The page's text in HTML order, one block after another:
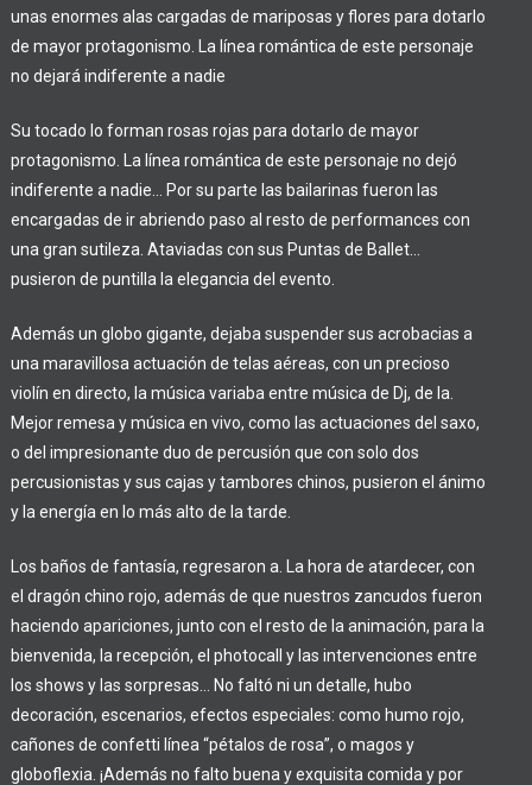
unas enormes alas cargadas de mariposas y flores para dotarlo
de mayor protagonismo. La línea romántica de este personaje
no dejará indiferente a nadie
Su tocado lo forman rosas rojas para dotarlo de mayor
protagonismo. La línea romántica de este personaje no dejó
indiferente a nadie…
Por su parte las bailarinas fueron las
encargadas de ir abriendo paso al resto de performances con
una gran sutileza. Ataviadas con sus Puntas de Ballet…
pusieron de puntilla la elegancia del evento.
Además un globo gigante, dejaba suspender sus acrobacias a
una maravillosa actuación de telas aéreas, con un precioso
violín en directo, la música variaba entre música de Dj, de la.
Mejor remesa y música en vivo, como las actuaciones del saxo,
o del impresionante duo de percusión que con solo dos
percusionistas y sus cajas y tambores chinos, pusieron el ánimo
y la energía en lo más alto de la tarde.
Los baños de fantasía, regresaron a. La hora de atardecer, con
el dragón chino rojo, además de que nuestros zancudos fueron
haciendo apariciones, junto con el resto de la animación, para la
bienvenida, la recepción, el photocall y las intervenciones entre
los shows y las sorpresas… No faltó ni un detalle, hubo
decoración, escenarios, efectos especiales: como humo rojo,
cañones de confetti línea “pétalos de rosa”, o magos y
globoflexia. ¡Además no falto buena y exquisita comida y por